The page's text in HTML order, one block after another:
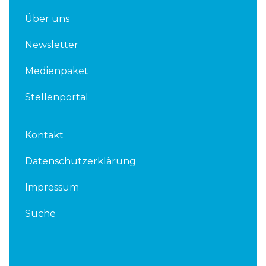
Über uns
Newsletter
Medienpaket
Stellenportal
Kontakt
Datenschutzerklärung
Impressum
Suche